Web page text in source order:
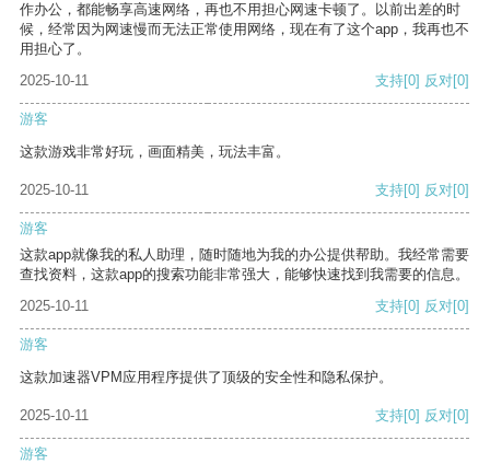
作办公，都能畅享高速网络，再也不用担心网速卡顿了。以前出差的时
候，经常因为网速慢而无法正常使用网络，现在有了这个app，我再也不
用担心了。
2025-10-11
支持[0] 反对[0]
游客
这款游戏非常好玩，画面精美，玩法丰富。
2025-10-11 支持[0] 反对[0]
游客
这款app就像我的私人助理，随时随地为我的办公提供帮助。我经常需要
查找资料，这款app的搜索功能非常强大，能够快速找到我需要的信息。
2025-10-11
支持[0] 反对[0]
游客
这款加速器VPM应用程序提供了顶级的安全性和隐私保护。
2025-10-11 支持[0] 反对[0]
游客